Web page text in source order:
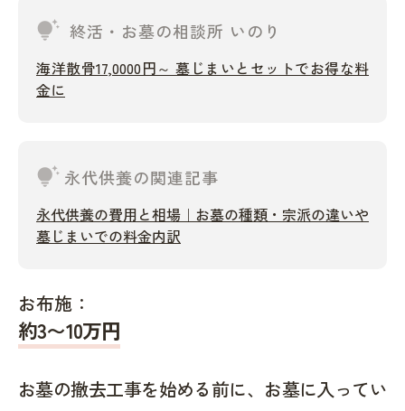
tips_and_updates 終活・お墓の相談所 いのり
海洋散骨17,0000円～ 墓じまいとセットでお得な料
金に
tips_and_updates 永代供養の関連記事
永代供養の費用と相場｜お墓の種類・宗派の違いや
墓じまいでの料金内訳
お布施：
約3〜10万円
お墓の撤去工事を始める前に、お墓に入ってい